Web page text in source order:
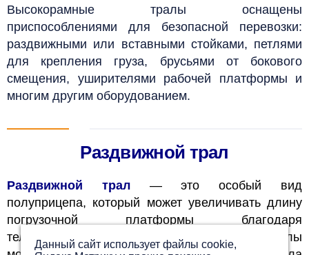
Высокорамные тралы оснащены
приспособлениями для безопасной перевозки:
раздвижными или вставными стойками, петлями
для крепления груза, брусьями от бокового
смещения, уширителями рабочей платформы и
многим другим оборудованием.
Раздвижной трал
Раздвижной трал — это особый вид
полуприцепа, который может увеличивать длину
погрузочной платформы благодаря
телескопической конструкции. Раздвижные тралы
Данный сайт использует файлы cookie,